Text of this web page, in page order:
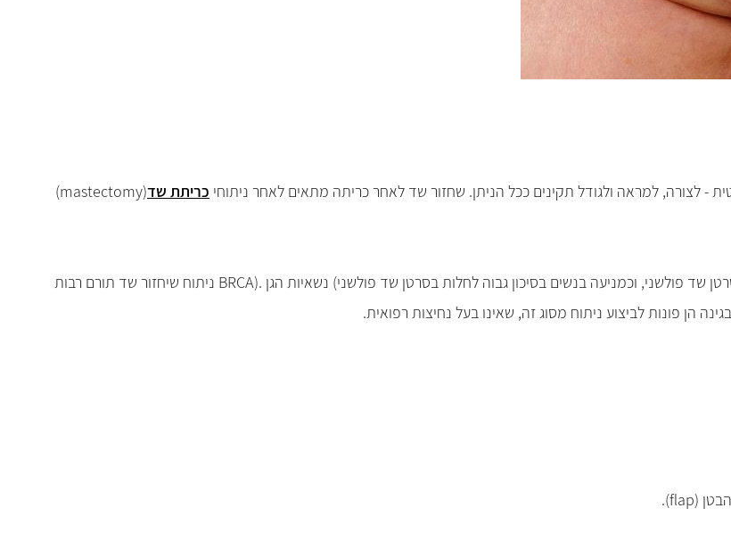
למראה ולגודל תקינים ככל הניתן. שחזור שד לאחר כריתה מתאים לאחר ניתוחי כריתת שד(mastectomy)
שד פולשני, וכמניעה בנשים בסיכון גבוה לחלות בסרטן שד פולשני( נשאיות הגן BRCA). ניתוח שיחזור שד תורם רבות
הן פונות לביצוע ניתוח מסוג זה, שאינו בעל נחיצות רפואית.
(flap)
.